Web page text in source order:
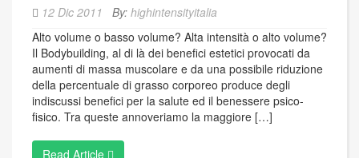
12 Dic 2011 By: highintensityitalia
Alto volume o basso volume? Alta intensità o alto volume?
Il Bodybuilding, al di là dei benefici estetici provocati da
aumenti di massa muscolare e da una possibile riduzione
della percentuale di grasso corporeo produce degli
indiscussi benefici per la salute ed il benessere psico-
fisico. Tra queste annoveriamo la maggiore […]
Read Article